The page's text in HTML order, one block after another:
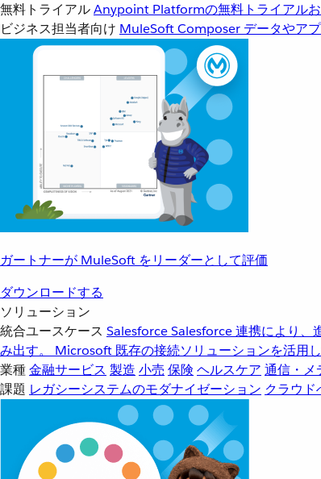
無料トライアルAnypoint Platformの無料トライアル
ビジネス担当者向け MuleSoft Composer データやア
ガートナーが MuleSoft をリーダーとして評価
ダウンロードする
ソリューション
統合ユースケース SalesforceSalesforce 連携により、
み出す。
Microsoft 既存の接続ソリューションを活用
業種金融サービス 製造 小売 保険 ヘルスケア 通信・メ
課題 レガシーシステムのモダナイゼーション クラウド